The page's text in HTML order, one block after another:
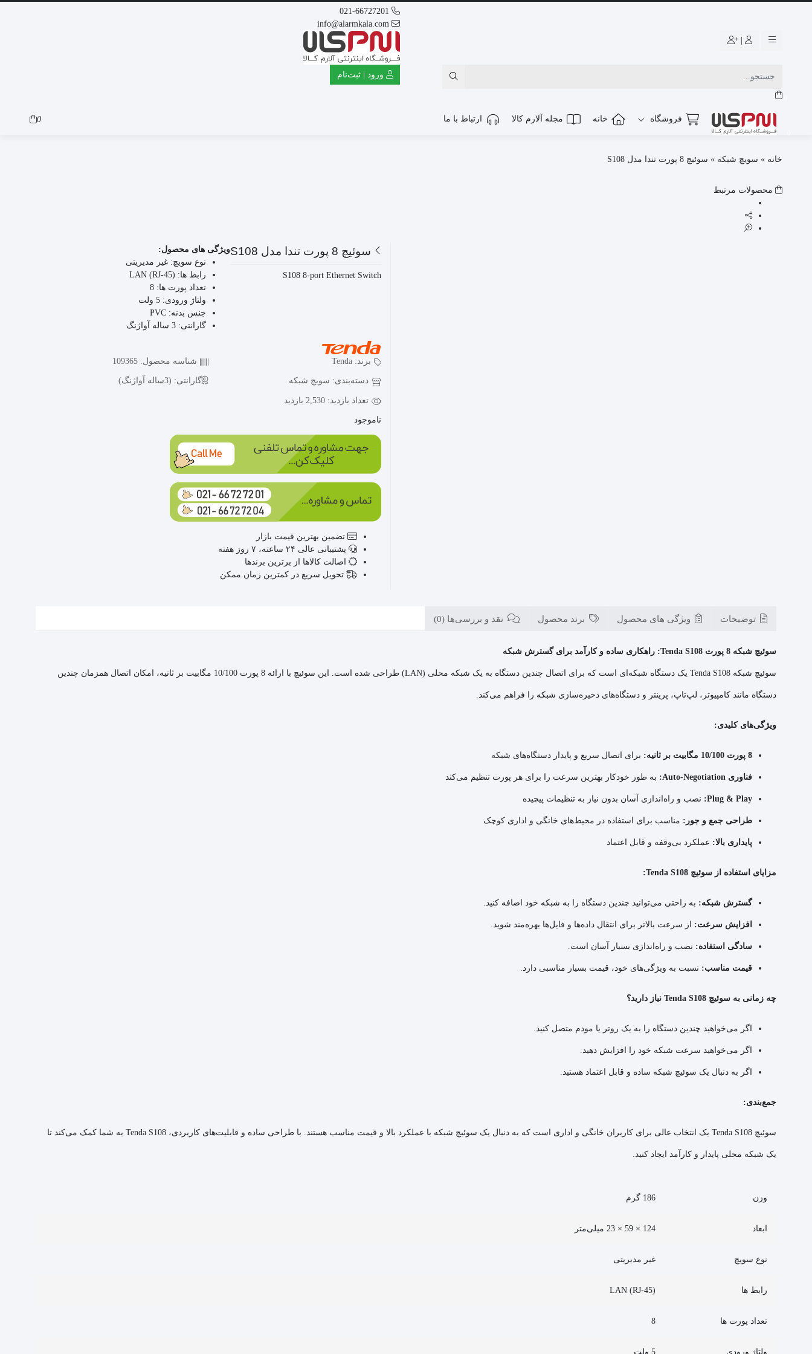
021-66727201
info@alarmkala.com
ورود | ثبت‌نام
فروشگاه خانه مجله آلارم کالا ارتباط با ما 0
خانه » سویچ شبکه » سوئیچ 8 پورت تندا مدل S108
محصولات مرتبط
سوئیچ 8 پورت تندا مدل S108
S108 8-port Ethernet Switch
ویژگی های محصول:
نوع سویچ: غیر مدیریتی
رابط ها: LAN (RJ-45)
تعداد پورت ها: 8
ولتاژ ورودی: 5 ولت
جنس بدنه: PVC
گارانتی: 3 ساله آواژنگ
برند: Tenda شناسه محصول: 109365
دسته‌بندی: سویچ شبکه گارانتی: (3ساله آواژنگ)
تعداد بازدید: 2,530 بازدید
ناموجود
تضمین بهترین قیمت بازار
پشتیبانی عالی ۲۴ ساعته، ۷ روز هفته
اصالت کالاها از برترین برندها
تحویل سریع در کمترین زمان ممکن
توضیحات ویژگی های محصول برند محصول نقد و بررسی‌ها (0)
سوئیچ شبکه 8 پورت Tenda S108: راهکاری ساده و کارآمد برای گسترش شبکه
سوئیچ شبکه Tenda S108 یک دستگاه شبکه‌ای است که برای اتصال چندین دستگاه به یک شبکه محلی (LAN) طراحی شده است. این سوئیچ با ارائه 8 پورت 10/100 مگابیت بر ثانیه، امکان اتصال همزمان چندین
دستگاه مانند کامپیوتر، لپ‌تاپ، پرینتر و دستگاه‌های ذخیره‌سازی شبکه را فراهم می‌کند.
ویژگی‌های کلیدی:
8 پورت 10/100 مگابیت بر ثانیه: برای اتصال سریع و پایدار دستگاه‌های شبکه
فناوری Auto-Negotiation: به طور خودکار بهترین سرعت را برای هر پورت تنظیم می‌کند
Plug & Play: نصب و راه‌اندازی آسان بدون نیاز به تنظیمات پیچیده
طراحی جمع و جور: مناسب برای استفاده در محیط‌های خانگی و اداری کوچک
پایداری بالا: عملکرد بی‌وقفه و قابل اعتماد
مزایای استفاده از سوئیچ Tenda S108:
گسترش شبکه: به راحتی می‌توانید چندین دستگاه را به شبکه خود اضافه کنید.
افزایش سرعت: از سرعت بالاتر برای انتقال داده‌ها و فایل‌ها بهره‌مند شوید.
سادگی استفاده: نصب و راه‌اندازی بسیار آسان است.
قیمت مناسب: نسبت به ویژگی‌های خود، قیمت بسیار مناسبی دارد.
چه زمانی به سوئیچ Tenda S108 نیاز دارید؟
اگر می‌خواهید چندین دستگاه را به یک روتر یا مودم متصل کنید.
اگر می‌خواهید سرعت شبکه خود را افزایش دهید.
اگر به دنبال یک سوئیچ شبکه ساده و قابل اعتماد هستید.
جمع‌بندی:
سوئیچ Tenda S108 یک انتخاب عالی برای کاربران خانگی و اداری است که به دنبال یک سوئیچ شبکه با عملکرد بالا و قیمت مناسب هستند. با طراحی ساده و قابلیت‌های کاربردی، Tenda S108 به شما کمک می‌کند تا
یک شبکه محلی پایدار و کارآمد ایجاد کنید.
وزن 186 گرم
ابعاد 124 × 59 × 23 میلی‌متر
نوع سویچ غیر مدیریتی
رابط ها LAN (RJ-45)
تعداد پورت ها 8
ولتاژ ورودی 5 ولت